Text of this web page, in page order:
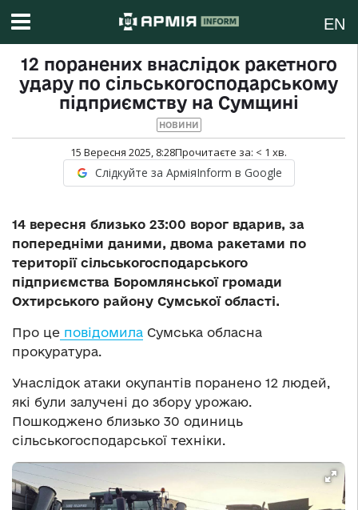
EN
12 поранених внаслідок ракетного
удару по сільськогосподарському
підприємству на Сумщині
НОВИНИ
15 Вересня 2025, 8:28Прочитаєте за: < 1 хв.
Слідкуйте за АрміяInform в Google
14 вересня близько 23:00 ворог вдарив, за
попередніми даними, двома ракетами по
території сільськогосподарського
підприємства Боромлянської громади
Охтирського району Сумської області.
Про це повідомила Сумська обласна
прокуратура.
Унаслідок атаки окупантів поранено 12 людей,
які були залучені до збору урожаю.
Пошкоджено близько 30 одиниць
сільськогосподарської техніки.